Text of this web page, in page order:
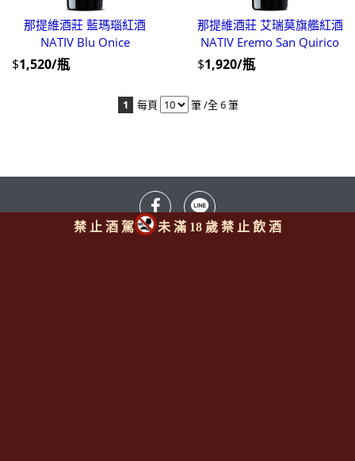
那提維酒莊 藍瑪瑙紅酒
NATIV Blu Onice
$1,520/瓶
那提維酒莊 艾瑞莫旗艦紅酒
NATIV Eremo San Quirico
$1,920/瓶
1 每頁 筆 /全 6 筆
禁 止 酒 駕 未 滿 18 歲 禁 止 飲 酒